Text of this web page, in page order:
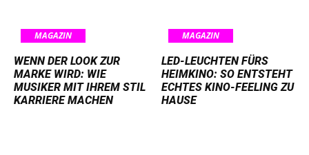
MAGAZIN
WENN DER LOOK ZUR
MARKE WIRD: WIE
MUSIKER MIT IHREM STIL
KARRIERE MACHEN
MAGAZIN
LED-LEUCHTEN FÜRS
HEIMKINO: SO ENTSTEHT
ECHTES KINO-FEELING ZU
HAUSE